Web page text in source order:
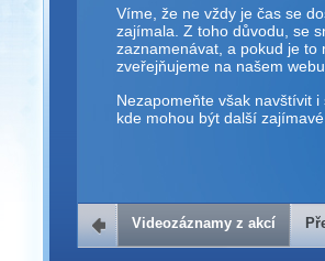
Víme, že ne vždy je čas se
zajímala. Z toho důvodu, se
zaznamenávat, a pokud je to
zveřejňujeme na našem webu.
Nezapomeňte však navštívit i
kde mohou být další zajímavé
Přehrávač
Videozáznamy z akcí